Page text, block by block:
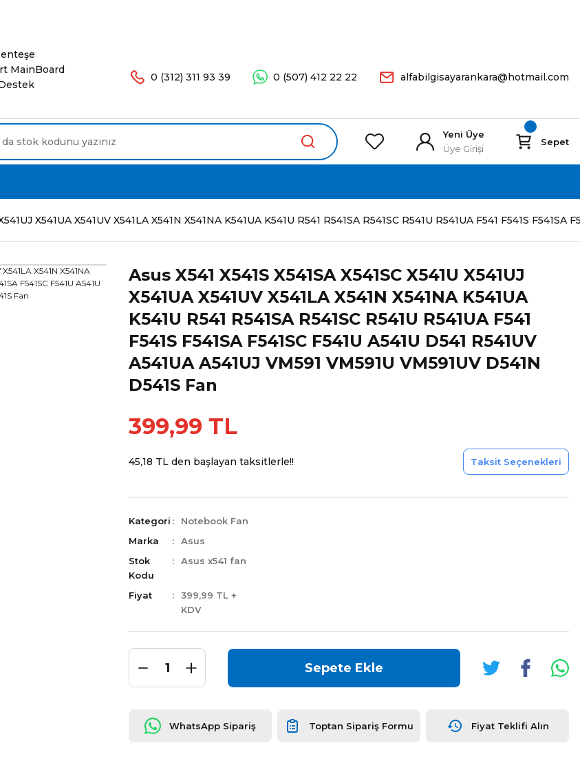
MainBoard
0 (312) 311 93 39 0 (507) 412 22 22 alfabilgisayarankara@hotmail.com
Yeni Üye
Üye Girişi
Sepet
X541UA X541UV X541LA X541N X541NA K541UA K541U R541 R541SA R541SC R541U R541UA F541 F541S
Asus X541 X541S X541SA X541SC X541U X541UJ
X541UA X541UV X541LA X541N X541NA K541UA
K541U R541 R541SA R541SC R541U R541UA F541
F541S F541SA F541SC F541U A541U D541 R541UV
A541UA A541UJ VM591 VM591U VM591UV D541N
D541S Fan
399,99 TL
45,18 TL den başlayan taksitlerle!! Taksit Seçenekleri
Kategori
Notebook Fan
Marka
Asus
Stok
Kodu
Asus x541 fan
Fiyat
399,99 TL +
KDV
Sepete Ekle
WhatsApp Sipariş Toptan Sipariş Formu Fiyat Teklifi Alın